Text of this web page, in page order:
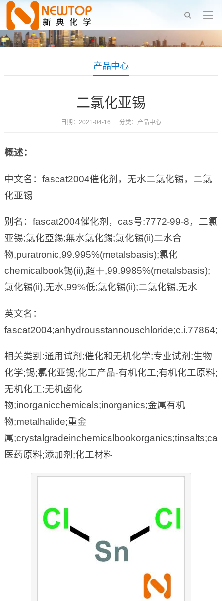
产品中心
二氯化亚锡
日期：2021-04-16 分类： 产品中心
概述：
中文名：fascat2004催化剂，无水二氯化锡，二氯
化亚锡
别名：fascat2004催化剂，cas号:7772-99-8，二氯
亚锡;氯化亞錫;無水氯化錫;氯化锡(ii)二水合
物,puratronic,99.995%(metalsbasis);氯化
chemicalbook锡(ii),超干,99.9985%(metalsbasis);
氯化锡(ii),无水,99%低;氯化锡(ii);二氯化锡,无水
英文名：
相关类别:通用试剂;催化和无机化学;专业试剂;生物
化学;锡;氯化亚锡;化工产品-有机化工;有机化工原料;
无机化工;无机卤化
物;inorganicchemicals;inorganics;金属有机
物;metalhalide;重金
属
医药原料;添加剂;化工材料